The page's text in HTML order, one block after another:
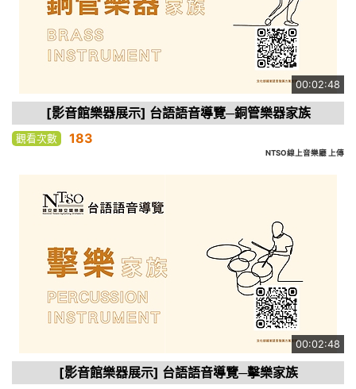
00:02:48
[影音館樂器展示] 台語語音導覽─銅管樂器家族
觀看次數 183
NTSO線上音樂廳 上傳
00:02:48
[影音館樂器展示] 台語語音導覽─擊樂家族